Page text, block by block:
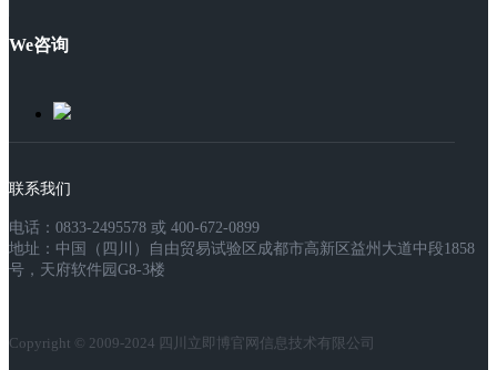
We咨询
联系我们
电话：0833-2495578 或 400-672-0899
地址：中国（四川）自由贸易试验区成都市高新区益州大道中段1858
号，天府软件园G8-3楼
Copyright © 2009-2024 四川立即博官网信息技术有限公司